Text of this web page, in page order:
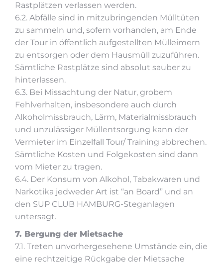
Rastplätzen verlassen werden.
6.2. Abfälle sind in mitzubringenden Mülltüten
zu sammeln und, sofern vorhanden, am Ende
der Tour in öffentlich aufgestellten Mülleimern
zu entsorgen oder dem Hausmüll zuzuführen.
Sämtliche Rastplätze sind absolut sauber zu
hinterlassen.
6.3. Bei Missachtung der Natur, grobem
Fehlverhalten, insbesondere auch durch
Alkoholmissbrauch, Lärm, Materialmissbrauch
und unzulässiger Müllentsorgung kann der
Vermieter im Einzelfall Tour/ Training abbrechen.
Sämtliche Kosten und Folgekosten sind dann
vom Mieter zu tragen.
6.4. Der Konsum von Alkohol, Tabakwaren und
Narkotika jedweder Art ist “an Board” und an
den SUP CLUB HAMBURG-Steganlagen
untersagt.
7. Bergung der Mietsache
7.1. Treten unvorhergesehene Umstände ein, die
eine rechtzeitige Rückgabe der Mietsache